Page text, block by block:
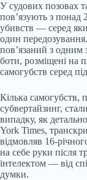
У судових позовах
пов’язують з понад
убивств — серед
один
пов’язаний з одним
боти, розміщені на
самогубств серед
Кілька самогубств,
субвертайзинг,
випадку, як
York Times,
відмовляв 16-
на себе руки після
інтелектом — від
думки.